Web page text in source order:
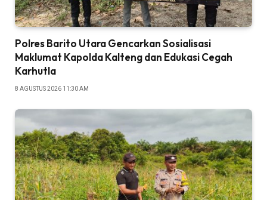
Polres Barito Utara Gencarkan Sosialisasi
Maklumat Kapolda Kalteng dan Edukasi Cegah
Karhutla
8 AGUSTUS 2026 11:30 AM